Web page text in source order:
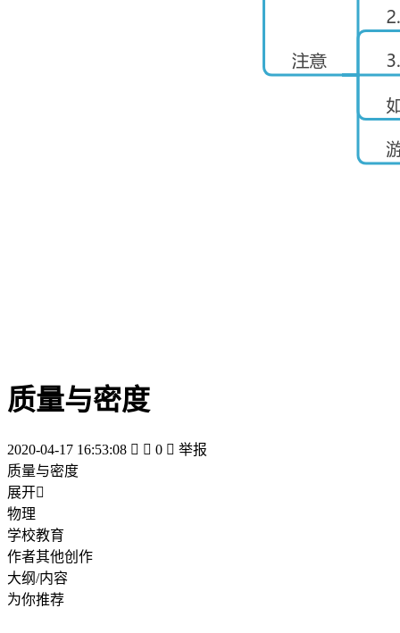
质量与密度
2020-04-17 16:53:08   0  举报
质量与密度
展开
物理
学校教育
作者其他创作
大纲/内容
为你推荐